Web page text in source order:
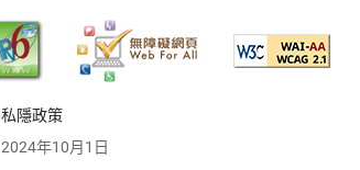
私隱政策
2024年10月1日